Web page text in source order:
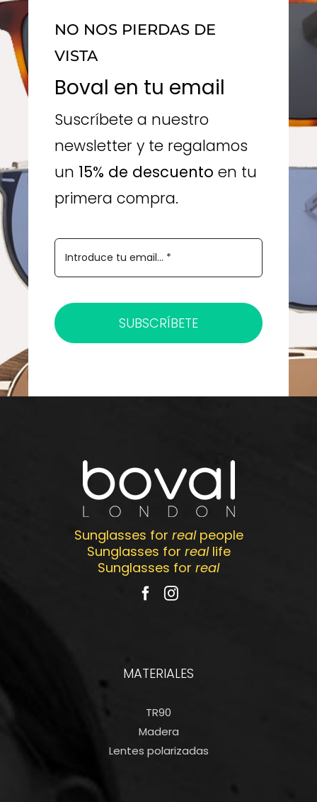
NO NOS PIERDAS DE
VISTA
Boval en tu email
Suscríbete a nuestro
newsletter y te regalamos
un 15% de descuento en tu
primera compra.
SUBSCRÍBETE
Sunglasses for realpeople
Sunglasses for reallife
Sunglasses for real
MATERIALES
TR90
Madera
Lentes polarizadas